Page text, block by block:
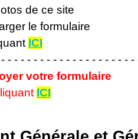
de ce site
le formulaire
ICI
- - - - - - - - - - - - - - - - - - - -
votre formulaire
ICI